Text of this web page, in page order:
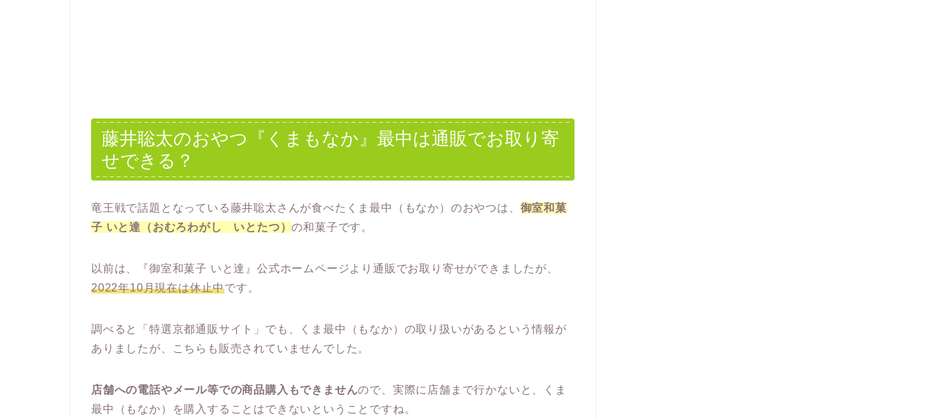
藤井聡太のおやつ『くまもなか』最中は通販でお取り寄
せできる？
竜王戦で話題となっている藤井聡太さんが食べたくま最中（もなか）のおやつは、 御室和菓
子 いと達
（おむろわがし いとたつ）の和菓子です。
以前は、『御室和菓子 いと達』公式ホームページより通販でお取り寄せができましたが、
2022年10月現在は休止中です。
調べると「特選京都通販サイト」でも、くま最中（もなか）の取り扱いがあるという情報が
ありましたが、こちらも販売されていませんでした。
店舗への電話やメール等での商品購入もできませんので、実際に店舗まで行かないと、くま
最中（もなか）を購入することはできないということですね。